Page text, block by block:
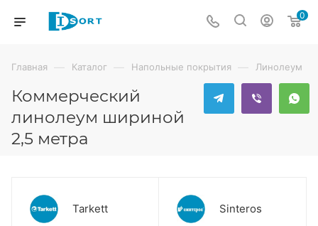
0
Главная — Каталог — Напольные покрытия — Линолеум
Коммерческий
линолеум шириной
2,5 метра
Tarkett Sinteros